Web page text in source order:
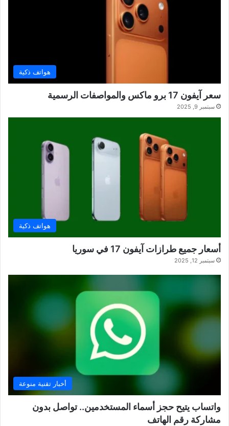
هواتف ذكية
سعر آيفون 17 برو ماكس والمواصفات الرسمية
سبتمبر 9, 2025
هواتف ذكية
أسعار جميع طرازات آيفون 17 في سوريا
سبتمبر 12, 2025
أخبار تقنية منوعة
واتساب يتيح حجز أسماء المستخدمين.. تواصل بدون
مشاركة رقم الهاتف